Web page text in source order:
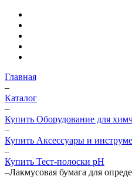
Главная
–
Каталог
–
Купить Оборудование для
–
Купить Аксессуары и
–
Купить Тест-полоски pH
–Лакмусовая бумага для